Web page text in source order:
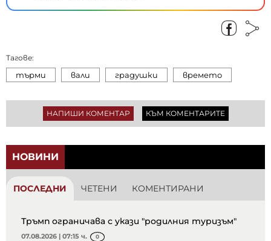
Тагове:
търми вали градушки времето
НАПИШИ КОМЕНТАР КЪМ КОМЕНТАРИТЕ
НОВИНИ
ПОСЛЕДНИ ЧЕТЕНИ КОМЕНТИРАНИ
Тръмп ограничава с укази "родилния туризъм"
07.08.2026 | 07:15 ч. 0